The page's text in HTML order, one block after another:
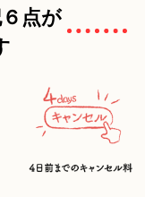
点が